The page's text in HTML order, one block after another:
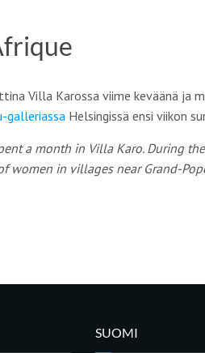
Villa Karossa viime keväänä ja
galleriassa Helsingissä ensi viikon
a month in Villa Karo. During
women in villages near Grand-
SUOMI